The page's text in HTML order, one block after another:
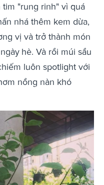
"rung rinh" vì quá
nhá thêm kem dừa,
vị và trở thành món
hè. Và rồi múi sầu
luôn spotlight với
nồng nàn khó